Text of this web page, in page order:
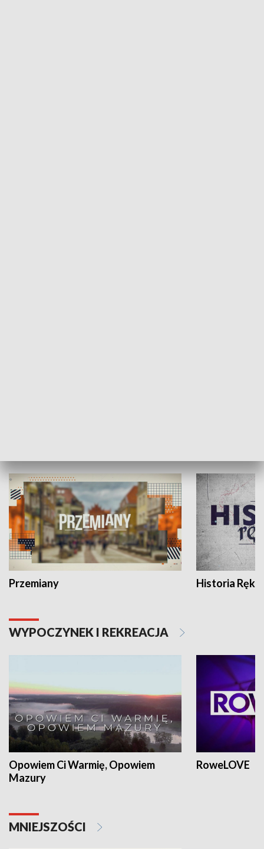
Przemiany Historia Ręką
WYPOCZYNEK I REKREACJA
Opowiem Ci Warmię, Opowiem
Mazury
RoweLOVE
MNIEJSZOŚCI